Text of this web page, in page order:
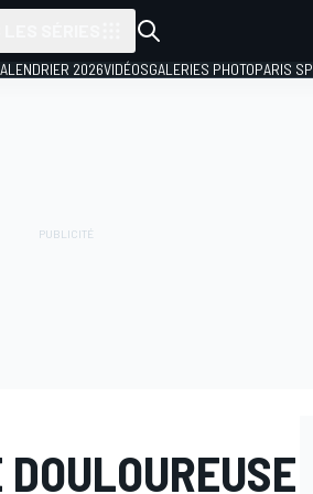
2026VIDÉOSGALERIES PHOTOPARIS